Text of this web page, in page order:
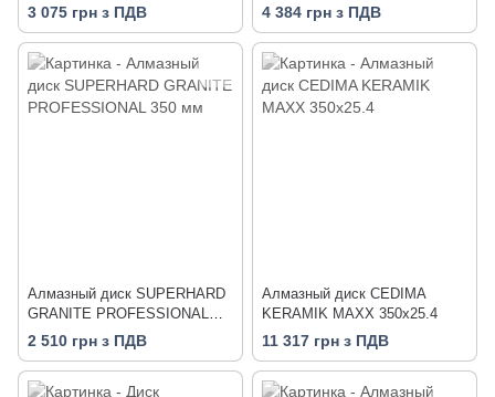
3 075 грн з ПДВ
350x3,5/2,5x15x25,4-(11,5)-24-
HIT Technic Advanced
4 384 грн з ПДВ
Алмазный диск SUPERHARD
GRANITE PROFESSIONAL
350 мм
2 510 грн з ПДВ
Алмазный диск CEDIMA
KERAMIK MAXX 350x25.4
11 317 грн з ПДВ